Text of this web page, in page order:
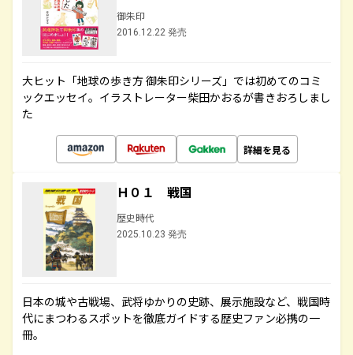
御朱印
2016.12.22 発売
大ヒット「地球の歩き方 御朱印シリーズ」では初めてのコミ
ックエッセイ。イラストレーター柴田かおるが書きおろしまし
た
詳細を見る
Ｈ０１ 戦国
歴史時代
2025.10.23 発売
日本の城や古戦場、武将ゆかりの史跡、展示施設など、戦国時
代にまつわるスポットを徹底ガイドする歴史ファン必携の一
冊。